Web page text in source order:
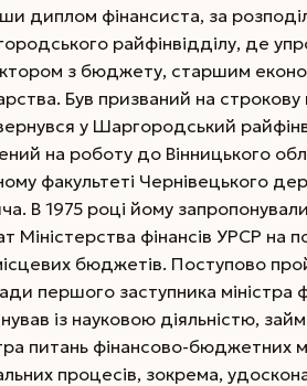
диплом фінансиста, за
райфінвідділу, де
з бюджету, старшим
Був призваний на строкову
у Шаргородський
на роботу до Вінницького
факультеті Чернівецького
В 1975 році йому
Міністерства фінансів УРСР на
бюджетів. Поступово
першого заступника міністра
із науковою діяльністю,
питань фінансово-бюджетних
процесів, зокрема,